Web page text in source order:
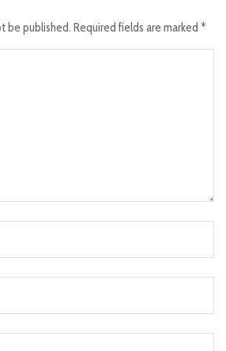
be published. Required fields are marked *